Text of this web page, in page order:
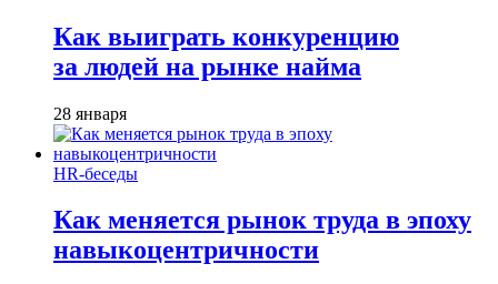
Как выиграть конкуренцию
за людей на рынке найма
28 января
HR-беседы
Как меняется рынок труда в эпоху
навыкоцентричности